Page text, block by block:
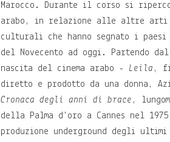
Marocco. Durante il corso si
arabo, in relazione alle altre arti
culturali che hanno segnato i
del Novecento ad oggi. Partendo
nascita del cinema arabo - Leila ,
diretto e prodotto da una donna,
Cronaca degli anni di brace ,
della Palma d'oro a Cannes nel
produzione underground degli